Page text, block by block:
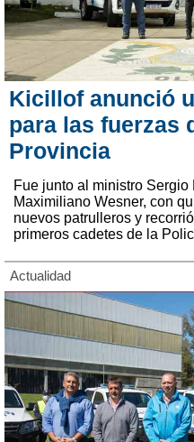
Kicillof anunció
para las fuerzas
Provincia
Fue junto al ministro
Maximiliano Wesner, con
nuevos patrulleros y
primeros cadetes de la
Actualidad